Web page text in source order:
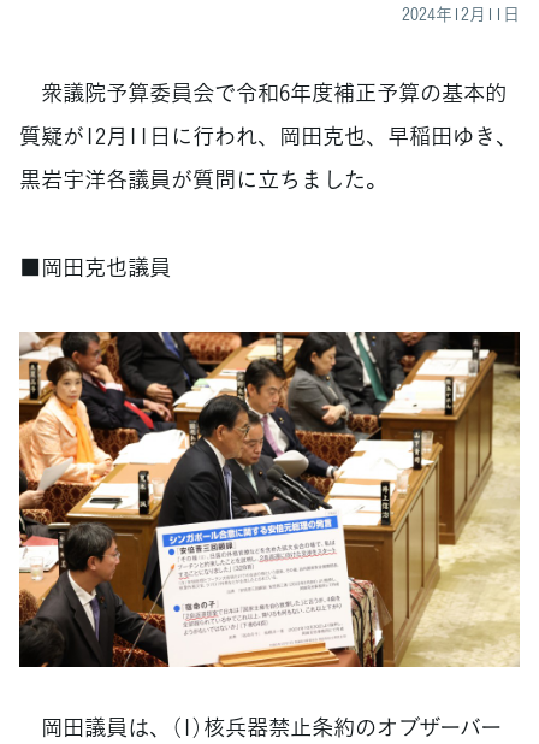
2024年12月11日
衆議院予算委員会で令和6年度補正予算の基本的
質疑が12月11日に行われ、岡田克也、早稲田ゆき、
黒岩宇洋各議員が質問に立ちました。
■岡田克也議員
岡田議員は、（1）核兵器禁止条約のオブザーバー